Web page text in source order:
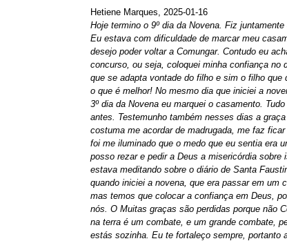
Hetiene Marques, 2025-01-16
Hoje termino o 9º dia da Novena. Fiz
Eu estava com dificuldade de marcar meu
desejo poder voltar a Comungar. Contudo eu
concurso, ou seja, coloquei minha confiança
que se adapta vontade do filho e sim o filho
o que é melhor! No mesmo dia que iniciei a
3º dia da Novena eu marquei o casamento.
antes. Testemunho também nesses dias a
costuma me acordar de madrugada, me faz
foi me iluminado que o medo que eu sentia era
posso rezar e pedir a Deus a misericórdia
estava meditando sobre o diário de Santa
quando iniciei a novena, que era passar em um
mas temos que colocar a confiança em Deus,
nós. O Muitas graças são perdidas porque não
na terra é um combate, e um grande combate,
estás sozinha. Eu te fortaleço sempre, portanto